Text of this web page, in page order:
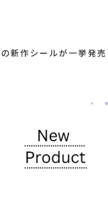
新作シールが一挙発売